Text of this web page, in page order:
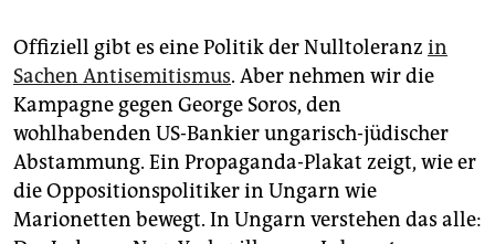
Offiziell gibt es eine Politik der Nulltoleranz in
Sachen Antisemitismus. Aber nehmen wir die
Kampagne gegen George Soros, den
wohlhabenden US-Bankier ungarisch-jüdischer
Abstammung. Ein Propaganda-Plakat zeigt, wie er
die Oppositionspolitiker in Ungarn wie
Marionetten bewegt. In Ungarn verstehen das alle: